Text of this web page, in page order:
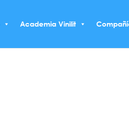
Academia Vinilit